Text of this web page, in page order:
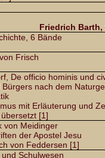
Friedrich
6 Bände
Frisch
De officio hominis und
nach dem
mit Erläuterung und
[1]
von Meidinger
der Apostel Jesu
von Feddersen [1]
Schulwesen